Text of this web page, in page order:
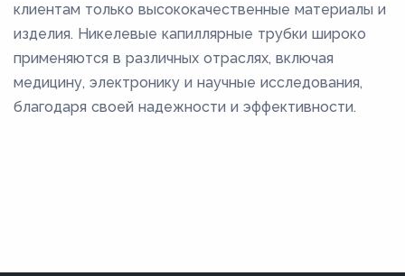
клиентам только высококачественные материалы и
изделия. Никелевые капиллярные трубки широко
применяются в различных отраслях, включая
медицину, электронику и научные исследования,
благодаря своей надежности и эффективности.